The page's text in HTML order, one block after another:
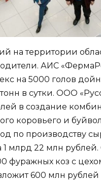
на территории
АИС
на 5000 голов
в сутки. ООО
в создание
коровьего и
по производству
1 млрд 22 млн
фуражных коз с
600 млн рублей